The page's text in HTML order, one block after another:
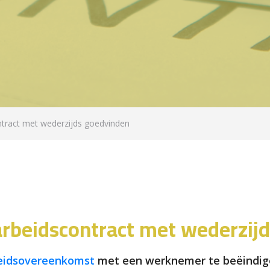
met wederzijds goedvinden
met
met een werknemer te